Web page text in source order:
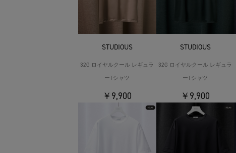
STUDIOUS
32G ロイヤルクール レギュラ
ーTシャツ
￥9,900
STUDIOUS
32G ロイヤルクール レギュラ
ーTシャツ
￥9,900